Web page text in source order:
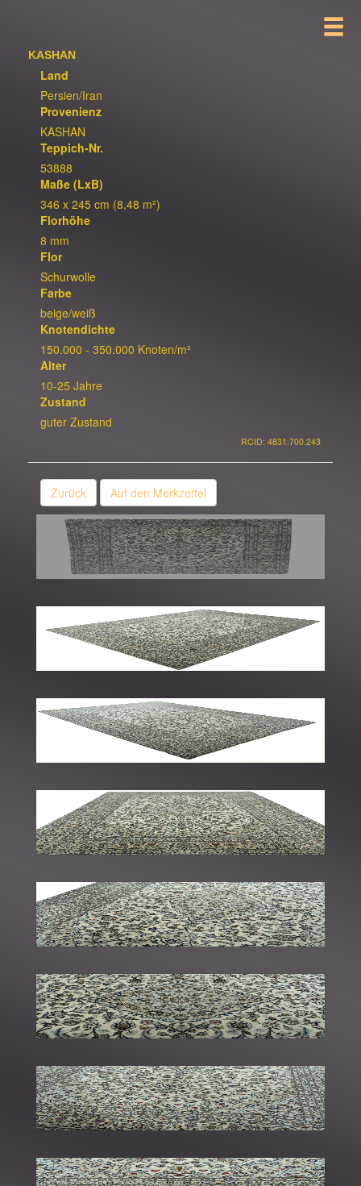
KASHAN
Land
Persien/Iran
Provenienz
KASHAN
Teppich-Nr.
53888
Maße (LxB)
346 x 245 cm (8,48 m²)
Florhöhe
8 mm
Flor
Schurwolle
Farbe
beige/weiß
Knotendichte
150.000 - 350.000 Knoten/m²
Alter
10-25 Jahre
Zustand
guter Zustand
RCID: 4831.700.243
Zurück Auf den Merkzettel